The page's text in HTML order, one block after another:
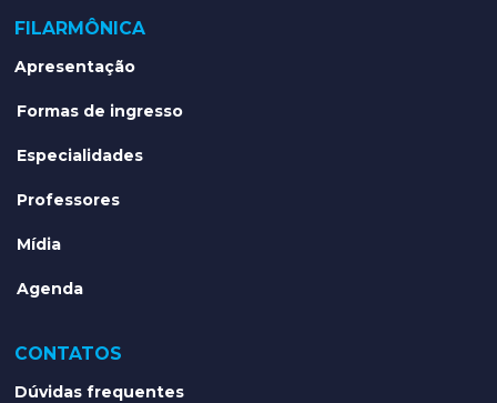
FILARMÔNICA
Apresentação
Formas de ingresso
Especialidades
Professores
Mídia
Agenda
CONTATOS
Dúvidas frequentes